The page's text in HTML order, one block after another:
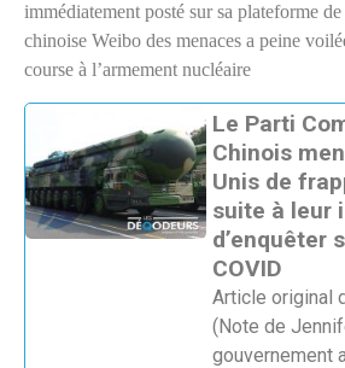
immédiatement posté sur sa plateforme
chinoise Weibo des menaces a peine
course à l’armement nucléaire
Le Parti
Chinois
Unis de
suite à leur
d’enquêter
COVID
Article original
(Note de
gouvernement